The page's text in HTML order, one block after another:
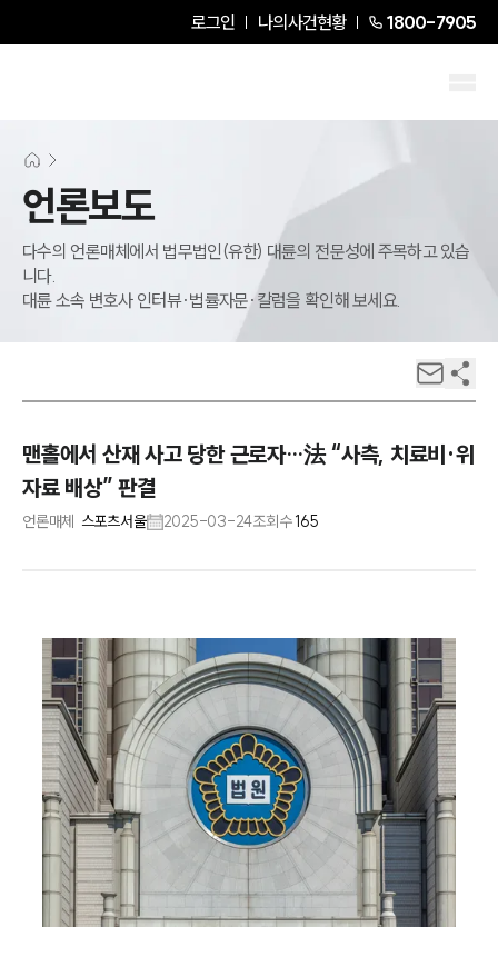
로그인 나의사건현황 1800-7905
언론보도
다수의 언론매체에서 법무법인(유한) 대륜의 전문성에 주목하고 있습
니다.
대륜 소속 변호사 인터뷰·법률자문·칼럼을 확인해 보세요.
맨홀에서 산재 사고 당한 근로자…法 “사측, 치료비·위
자료 배상” 판결
언론매체 스포츠서울 2025-03-24조회수165